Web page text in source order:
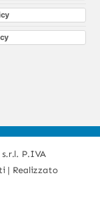
P.IVA
| Realizzato